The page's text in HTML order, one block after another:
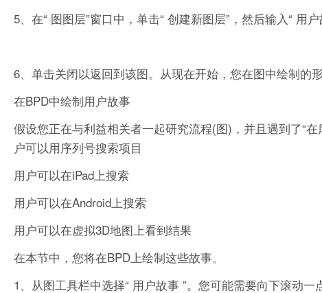
5、在“ 图图层”窗口中，单击“ 创建新图层”，然后输入“ 用户
6、单击关闭以返回到该图。从现在开始，您在图中绘制的形
在BPD中绘制用户故事
假设您正在与利益相关者一起研究流程(图)，并且遇到了“
户可以用序列号搜索项目
用户可以在iPad上搜索
用户可以在Android上搜索
用户可以在虚拟3D地图上看到结果
在本节中，您将在BPD上绘制这些故事。
1、从图工具栏中选择“ 用户故事 ”。您可能需要向下滚动一